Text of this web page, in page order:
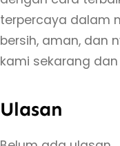
terpercaya dalam
bersih, aman, dan
kami sekarang
Ulasan